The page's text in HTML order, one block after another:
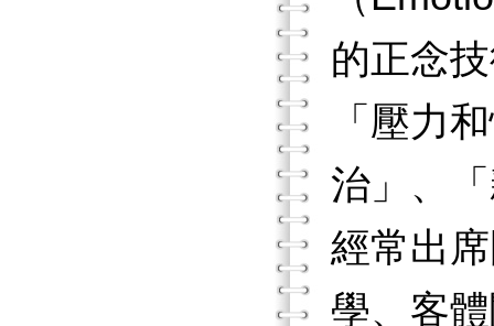
的正念
「壓力
治」、
經常出
學、客